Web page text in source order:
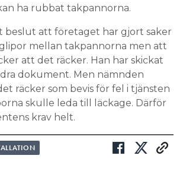
ha rubbat takpannorna.
beslut att företaget har gjort saker
mellan takpannorna men att
att det räcker. Han har skickat
dokument. Men nämnden
räcker som bevis för fel i tjänsten
skulle leda till läckage. Därför
krav helt.